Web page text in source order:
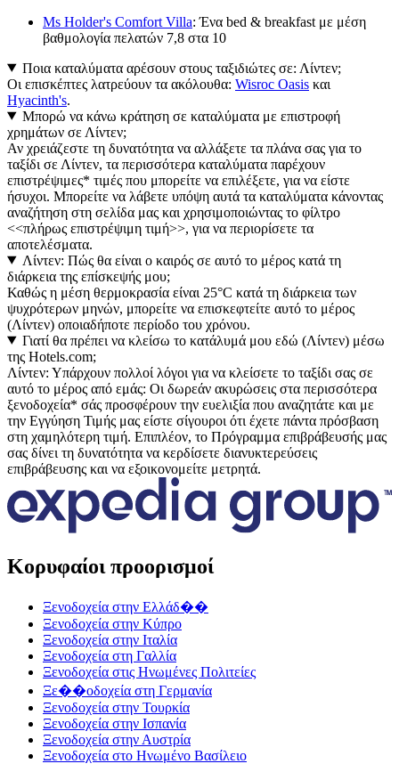
Ms Holder's Comfort Villa: Ένα bed & breakfast με μέση
βαθμολογία πελατών 7,8 στα 10
Ποια καταλύματα αρέσουν στους ταξιδιώτες σε: Λίντεν;
Οι επισκέπτες λατρεύουν τα ακόλουθα: Wisroc Oasis και
Hyacinth's.
Μπορώ να κάνω κράτηση σε καταλύματα με επιστροφή
χρημάτων σε Λίντεν;
Αν χρειάζεστε τη δυνατότητα να αλλάξετε τα πλάνα σας για το
ταξίδι σε Λίντεν, τα περισσότερα καταλύματα παρέχουν
επιστρέψιμες* τιμές που μπορείτε να επιλέξετε, για να είστε
ήσυχοι. Μπορείτε να λάβετε υπόψη αυτά τα καταλύματα κάνοντας
αναζήτηση στη σελίδα μας και χρησιμοποιώντας το φίλτρο
<<πλήρως επιστρέψιμη τιμή>>, για να περιορίσετε τα
αποτελέσματα.
Λίντεν: Πώς θα είναι ο καιρός σε αυτό το μέρος κατά τη
διάρκεια της επίσκεψής μου;
Καθώς η μέση θερμοκρασία είναι 25°C κατά τη διάρκεια των
ψυχρότερων μηνών, μπορείτε να επισκεφτείτε αυτό το μέρος
(Λίντεν) οποιαδήποτε περίοδο του χρόνου.
Γιατί θα πρέπει να κλείσω το κατάλυμά μου εδώ (Λίντεν) μέσω
της Hotels.com;
Λίντεν: Υπάρχουν πολλοί λόγοι για να κλείσετε το ταξίδι σας σε
αυτό το μέρος από εμάς: Οι δωρεάν ακυρώσεις στα περισσότερα
ξενοδοχεία* σάς προσφέρουν την ευελιξία που αναζητάτε και με
την Εγγύηση Τιμής μας είστε σίγουροι ότι έχετε πάντα πρόσβαση
στη χαμηλότερη τιμή. Επιπλέον, το Πρόγραμμα επιβράβευσής μας
σας δίνει τη δυνατότητα να κερδίσετε διανυκτερεύσεις
επιβράβευσης και να εξοικονομείτε μετρητά.
Κορυφαίοι προορισμοί
Ξενοδοχεία στην Ελλάδ��
Ξενοδοχεία στην Κύπρο
Ξενοδοχεία στην Ιταλία
Ξενοδοχεία στη Γαλλία
Ξενοδοχεία στις Ηνωμένες Πολιτείες
Ξε��οδοχεία στη Γερμανία
Ξενοδοχεία στην Τουρκία
Ξενοδοχεία στην Ισπανία
Ξενοδοχεία στην Αυστρία
Ξενοδοχεία στο Ηνωμένο Βασίλειο